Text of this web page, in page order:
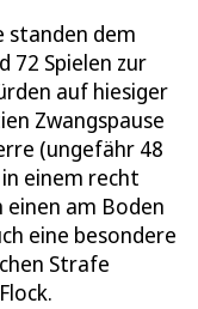
standen dem
72 Spielen zur
auf hiesiger
Zwangspause
(ungefähr 48
einem recht
einen am Boden
eine besondere
Strafe